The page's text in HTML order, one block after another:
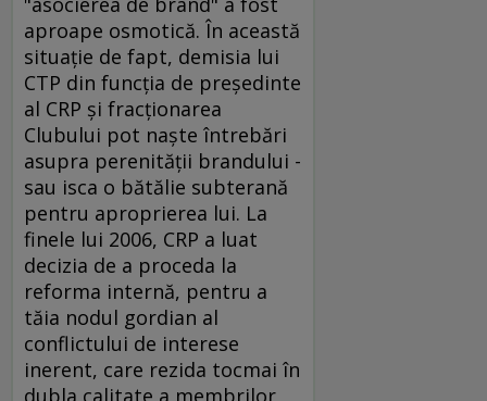
aproape osmotică. În această
situaţie de fapt, demisia lui
CTP din funcţia de preşedinte
al CRP şi fracţionarea
Clubului pot naşte întrebări
asupra perenităţii brandului -
sau isca o bătălie subterană
pentru aproprierea lui. La
finele lui 2006, CRP a luat
decizia de a proceda la
reforma internă, pentru a
tăia nodul gordian al
conflictului de interese
inerent, care rezida tocmai în
dubla calitate a membrilor